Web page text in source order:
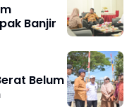
Banjir
Belum